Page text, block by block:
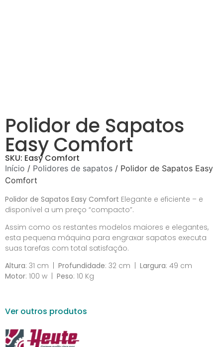
Polidor de Sapatos
Easy Comfort
SKU: Easy Comfort
Início / Polidores de sapatos / Polidor de Sapatos Easy
Comfort
Polidor de Sapatos Easy Comfort Elegante e eficiente – e
disponível a um preço “compacto”.
Assim como os restantes modelos maiores e elegantes,
esta pequena máquina para engraxar sapatos executa
suas tarefas com total satisfação.
Altura: 31 cm | Profundidade: 32 cm | Largura: 49 cm
Motor: 100 w | Peso: 10 Kg
Ver outros produtos